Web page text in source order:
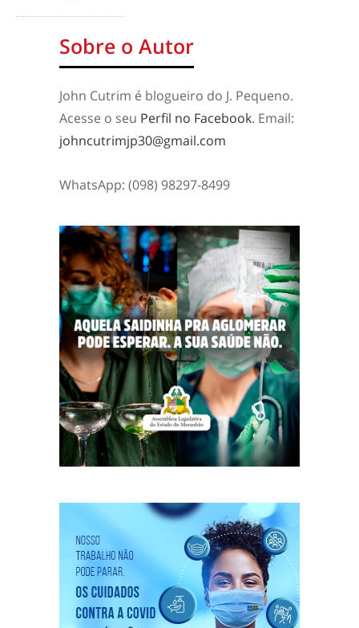
Sobre o Autor
John Cutrim é blogueiro do J. Pequeno.
Acesse o seu Perfil no Facebook. Email:
johncutrimjp30@gmail.com
WhatsApp: (098) 98297-8499